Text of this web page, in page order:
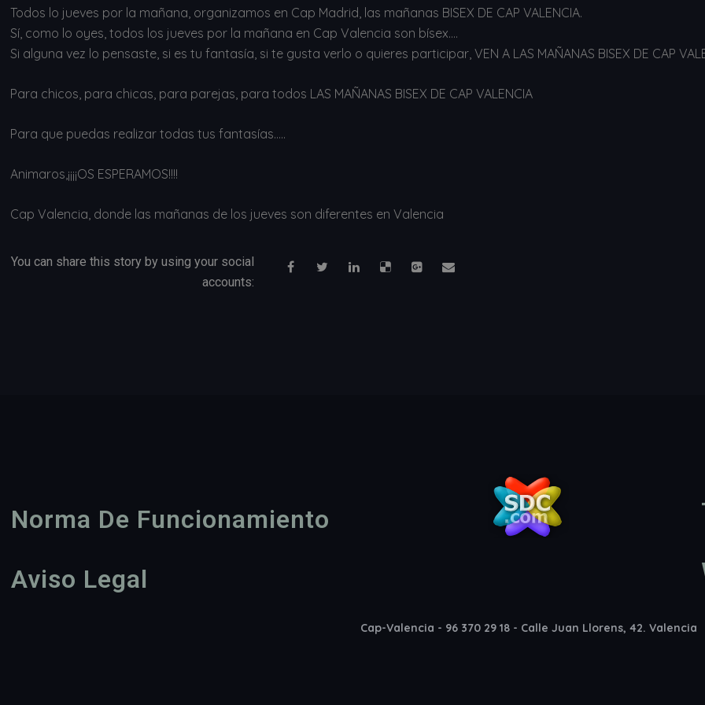
Todos lo jueves por la mañana, organizamos en Cap Madrid, las mañanas BISEX DE CAP VALENCIA.
Sí, como lo oyes, todos los jueves por la mañana en Cap Valencia son bísex….
Si alguna vez lo pensaste, si es tu fantasía, si te gusta verlo o quieres participar, VEN A LAS MAÑANAS BISEX DE CAP
Para chicos, para chicas, para parejas, para todos LAS MAÑANAS BISEX DE CAP VALENCIA
Para que puedas realizar todas tus fantasías…..
Animaros,¡¡¡¡OS ESPERAMOS!!!!
Cap Valencia, donde las mañanas de los jueves son diferentes en Valencia
You can share this story by using your social
accounts:
Norma De Funcionamiento
Aviso Legal
Cap-Valencia - 96 370 29 18 - Calle Juan Llorens, 42. Valencia